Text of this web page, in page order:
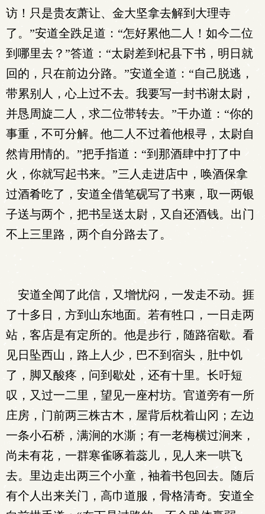
访！只是贵友萧让、金大坚拿去解到大理寺
了。”安道全跌足道：“怎好累他二人！如今二位
到哪里去？”答道：“太尉差到杞县下书，明日就
回的，只在前边分路。”安道全道：“自己脱逃，
带累别人，心上过不去。我要写一封书谢太尉，
并恳周旋二人，求二位带转去。”干办道：“你的
事重，不可分解。他二人不过着他根寻，太尉自
然肯用情的。”把手指道：“到那酒肆中打了中
火，你就写起书来。”三人走进店中，唤酒保拿
过酒肴吃了，安道全借笔砚写了书柬，取一两银
子送与两个，把书呈送太尉，又自还酒钱。出门
不上三里路，两个自分路去了。
安道全闻了此信，又增忧闷，一发走不动。捱
了十多日，方到山东地面。若有牲口，一日走两
站，客店是有定所的。他是步行，随路宿歇。看
见日坠西山，路上人少，巴不到宿头，肚中饥
了，脚又酸疼，问到歇处，还有十里。长吁短
叹，又过一二里，望见一座村坊。官道旁有一所
庄房，门前两三株古木，屋背后枕着山冈；左边
一条小石桥，满涧的水澌；有一老梅横过涧来，
尚未有花，一群寒雀啄着蕊儿，见人来一哄飞
去。里边走出两三个小童，袖着书包回去。随后
有个人出来关门，高巾道服，骨格清奇。安道全